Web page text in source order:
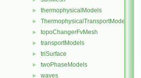
► thermophysicalModels
► ThermophysicalTransportModels
► topoChangerFvMesh
► transportModels
► triSurface
► twoPhaseModels
► waves